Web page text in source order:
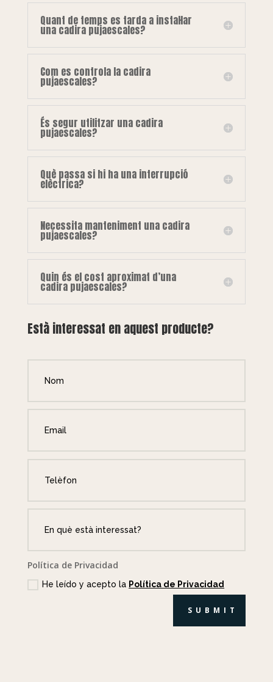
Quant de temps es tarda a instal·lar
una cadira pujaescales?
Com es controla la cadira
pujaescales?
És segur utilitzar una cadira
pujaescales?
Què passa si hi ha una interrupció
elèctrica?
Necessita manteniment una cadira
pujaescales?
Quin és el cost aproximat d’una
cadira pujaescales?
Està interessat en aquest producte?
Política de Privacidad
He leído y acepto la Política de Privacidad
SUBMIT